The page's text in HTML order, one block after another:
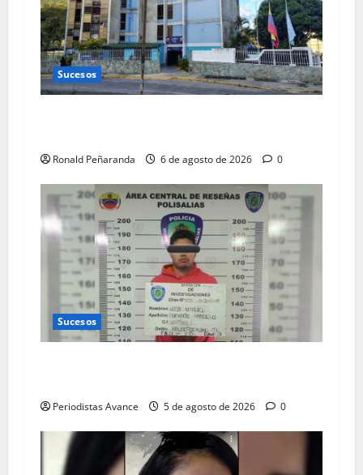
Sucesos
Ronald Peñaranda 6 de agosto de 2026 0
Sucesos
Periodistas Avance 5 de agosto de 2026 0